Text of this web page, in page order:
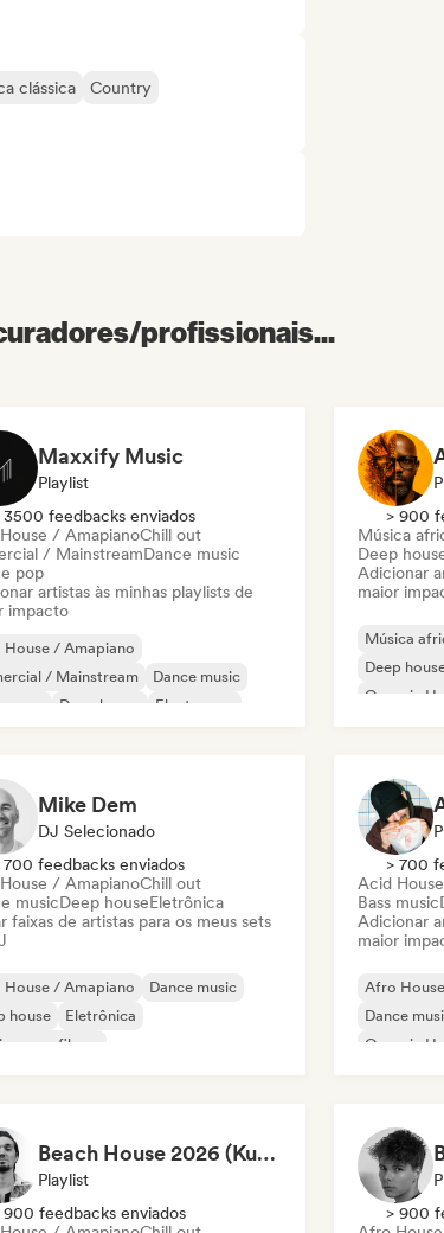
clássica
Country
profissionais...
Maxxify Music
Playlist
3500 feedbacks enviados
/ AmapianoChill out
/ MainstreamDance music
pop
artistas às minhas playlists de
impacto
/ Amapiano
/ Mainstream
Dance music
pop
Deep house
Electropop
> 900
Música
Deep
Adicionar
maior
Música
Deep
Organic
Mike Dem
DJ Selecionado
700 feedbacks enviados
/ AmapianoChill out
musicDeep houseEletrônica
faixas de artistas para os meus sets
/ Amapiano
Dance music
house
Eletrônica
para filmes
> 700
Acid House
Bass music
Adicionar
maior
Afro
Dance
Organic
Beach House 2026 (Kubilay Sen)
Playlist
900 feedbacks enviados
> 900